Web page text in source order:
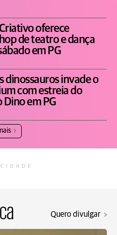
oferece
de teatro e dança
em PG
dinossauros invade o
com estreia do
Dino em PG
Quero divulgar